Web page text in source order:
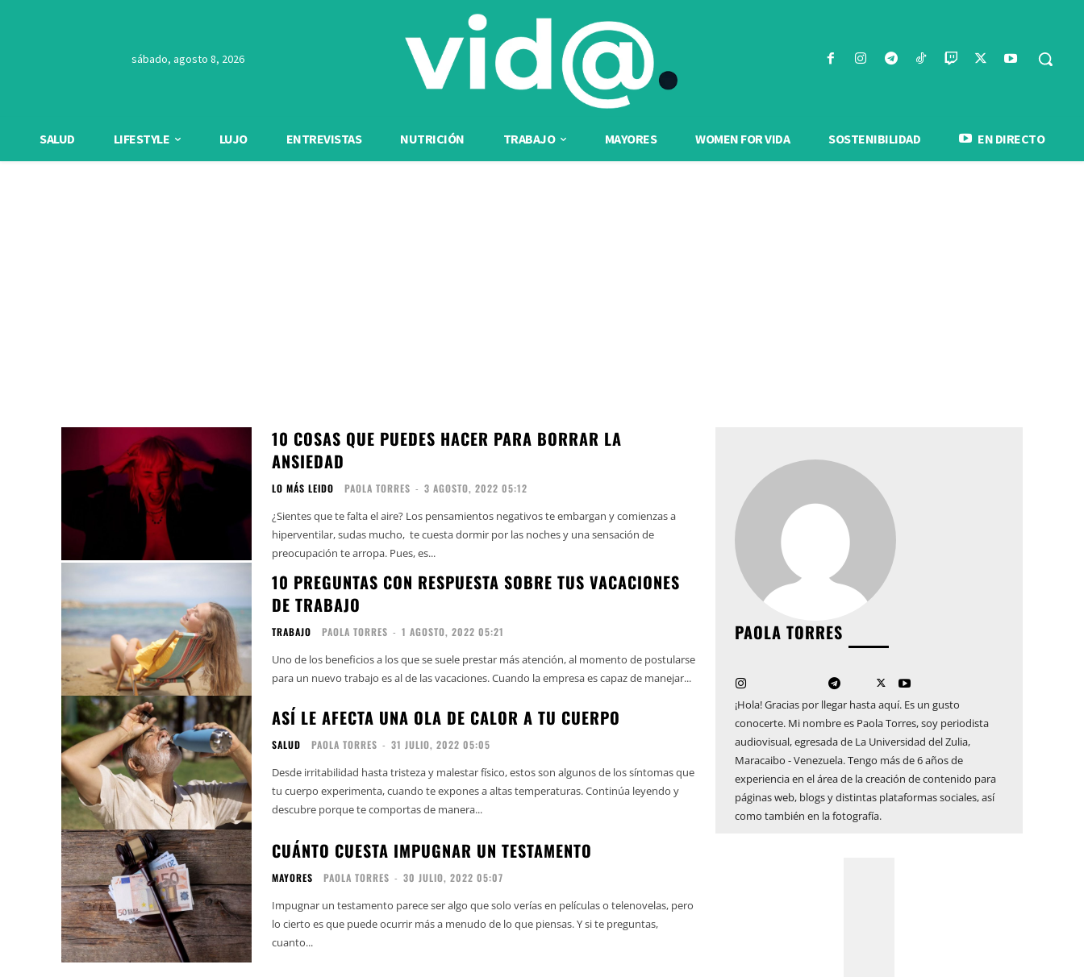
sábado, agosto 8, 2026
SALUD LIFESTYLE LUJO ENTREVISTAS NUTRICIÓN TRABAJO MAYORES WOMEN FOR VIDA SOSTENIBILIDAD EN DIRECTO
10 COSAS QUE PUEDES HACER PARA BORRAR LA
ANSIEDAD
LO MÁS LEIDO PAOLA TORRES - 3 AGOSTO, 2022 05:12
¿Sientes que te falta el aire? Los pensamientos negativos te embargan y comienzas a
hiperventilar, sudas mucho, te cuesta dormir por las noches y una sensación de
preocupación te arropa. Pues, es...
10 PREGUNTAS CON RESPUESTA SOBRE TUS VACACIONES
DE TRABAJO
TRABAJO PAOLA TORRES - 1 AGOSTO, 2022 05:21
Uno de los beneficios a los que se suele prestar más atención, al momento de postularse
para un nuevo trabajo es al de las vacaciones. Cuando la empresa es capaz de manejar...
ASÍ LE AFECTA UNA OLA DE CALOR A TU CUERPO
SALUD PAOLA TORRES - 31 JULIO, 2022 05:05
Desde irritabilidad hasta tristeza y malestar físico, estos son algunos de los síntomas que
tu cuerpo experimenta, cuando te expones a altas temperaturas. Continúa leyendo y
descubre porque te comportas de manera...
CUÁNTO CUESTA IMPUGNAR UN TESTAMENTO
MAYORES PAOLA TORRES - 30 JULIO, 2022 05:07
Impugnar un testamento parece ser algo que solo verías en películas o telenovelas, pero
lo cierto es que puede ocurrir más a menudo de lo que piensas. Y si te preguntas,
cuanto...
PAOLA TORRES
¡Hola! Gracias por llegar hasta aquí. Es un gusto
conocerte. Mi nombre es Paola Torres, soy periodista
audiovisual, egresada de La Universidad del Zulia,
Maracaibo - Venezuela. Tengo más de 6 años de
experiencia en el área de la creación de contenido para
páginas web, blogs y distintas plataformas sociales, así
como también en la fotografía.